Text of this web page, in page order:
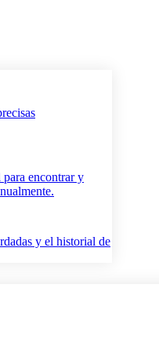
para encontrar y
y el historial de